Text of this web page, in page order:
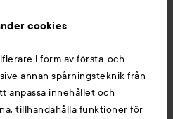
cookies
i form av första-och
annan spårningsteknik från
anpassa innehållet och
tillhandahålla funktioner för